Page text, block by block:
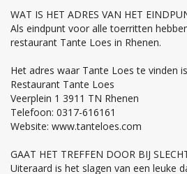
WAT IS HET ADRES VAN HET
Als eindpunt voor alle toerritten
restaurant Tante Loes in Rhenen.
Het adres waar Tante Loes te vinden
Restaurant Tante Loes
Veerplein 1 3911 TN Rhenen
Telefoon: 0317-616161
Website: www.tanteloes.com
GAAT HET TREFFEN DOOR BIJ
Uiteraard is het slagen van een leuke